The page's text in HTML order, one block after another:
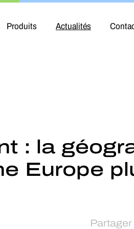
Produits Actualités
: la
Europe
Partager